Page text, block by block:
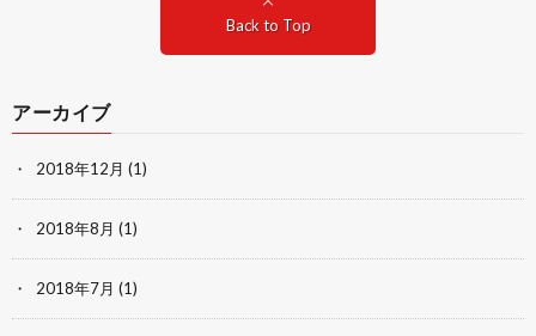
Back to Top
アーカイブ
2018年12月 (1)
2018年8月 (1)
2018年7月 (1)